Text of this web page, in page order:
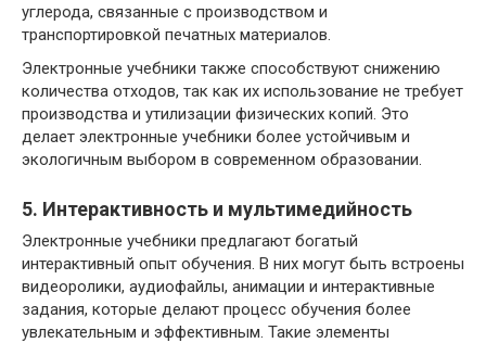
углерода, связанные с производством и
транспортировкой печатных материалов.
Электронные учебники также способствуют снижению
количества отходов, так как их использование не требует
производства и утилизации физических копий. Это
делает электронные учебники более устойчивым и
экологичным выбором в современном образовании.
5. Интерактивность и мультимедийность
Электронные учебники предлагают богатый
интерактивный опыт обучения. В них могут быть встроены
видеоролики, аудиофайлы, анимации и интерактивные
задания, которые делают процесс обучения более
увлекательным и эффективным. Такие элементы